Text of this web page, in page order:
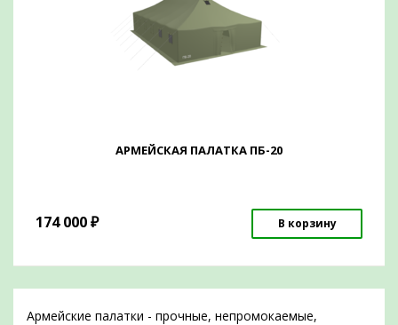
АРМЕЙСКАЯ ПАЛАТКА ПБ-20
174 000₽ В корзину
Армейские палатки - прочные, непромокаемые,